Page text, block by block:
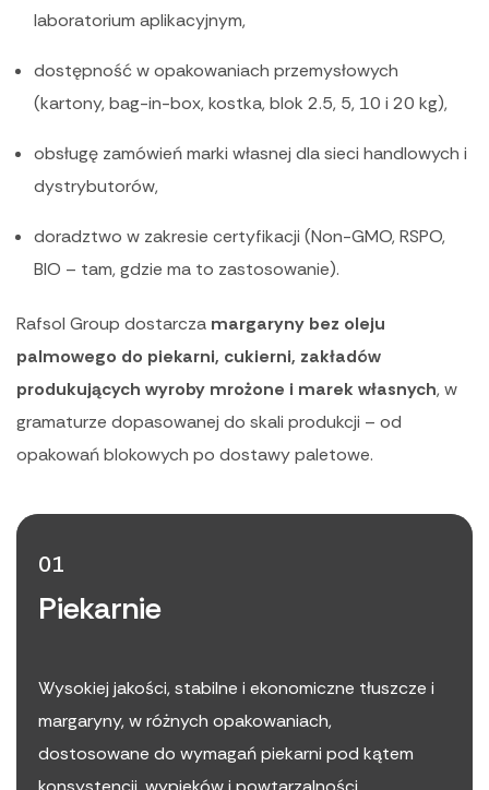
laboratorium aplikacyjnym,
dostępność w opakowaniach przemysłowych
(kartony, bag-in-box, kostka, blok 2.5, 5, 10 i 20 kg),
obsługę zamówień marki własnej dla sieci handlowych i
dystrybutorów,
doradztwo w zakresie certyfikacji (Non-GMO, RSPO,
BIO – tam, gdzie ma to zastosowanie).
Rafsol Group dostarcza margaryny bez oleju
palmowego do piekarni, cukierni, zakładów
produkujących wyroby mrożone i marek własnych, w
gramaturze dopasowanej do skali produkcji – od
opakowań blokowych po dostawy paletowe.
01
Piekarnie
Wysokiej jakości, stabilne i ekonomiczne tłuszcze i
margaryny, w różnych opakowaniach,
dostosowane do wymagań piekarni pod kątem